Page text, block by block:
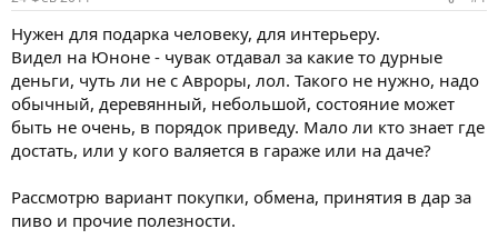
м
ы
а
л
а
Нужен для подарка человеку, для интерьеру.
Видел на Юноне - чувак отдавал за какие то дурные
деньги, чуть ли не с Авроры, лол. Такого не нужно, надо
обычный, деревянный, небольшой, состояние может
быть не очень, в порядок приведу. Мало ли кто знает где
достать, или у кого валяется в гараже или на даче?
Рассмотрю вариант покупки, обмена, принятия в дар за
пиво и прочие полезности.